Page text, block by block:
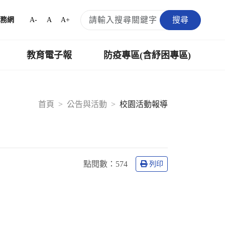
網 A- A A+ 搜尋
教育電子報 防疫專區(含紓困專區)
首頁
公告與活動 校園活動報導
點閱數： 574 列印